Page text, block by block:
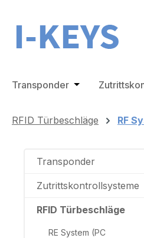
Transponder Öffne oder
RFID Türbeschläge RF
Transponder
Zutrittskontrollsysteme
RFID Türbeschläge
RE System (PC